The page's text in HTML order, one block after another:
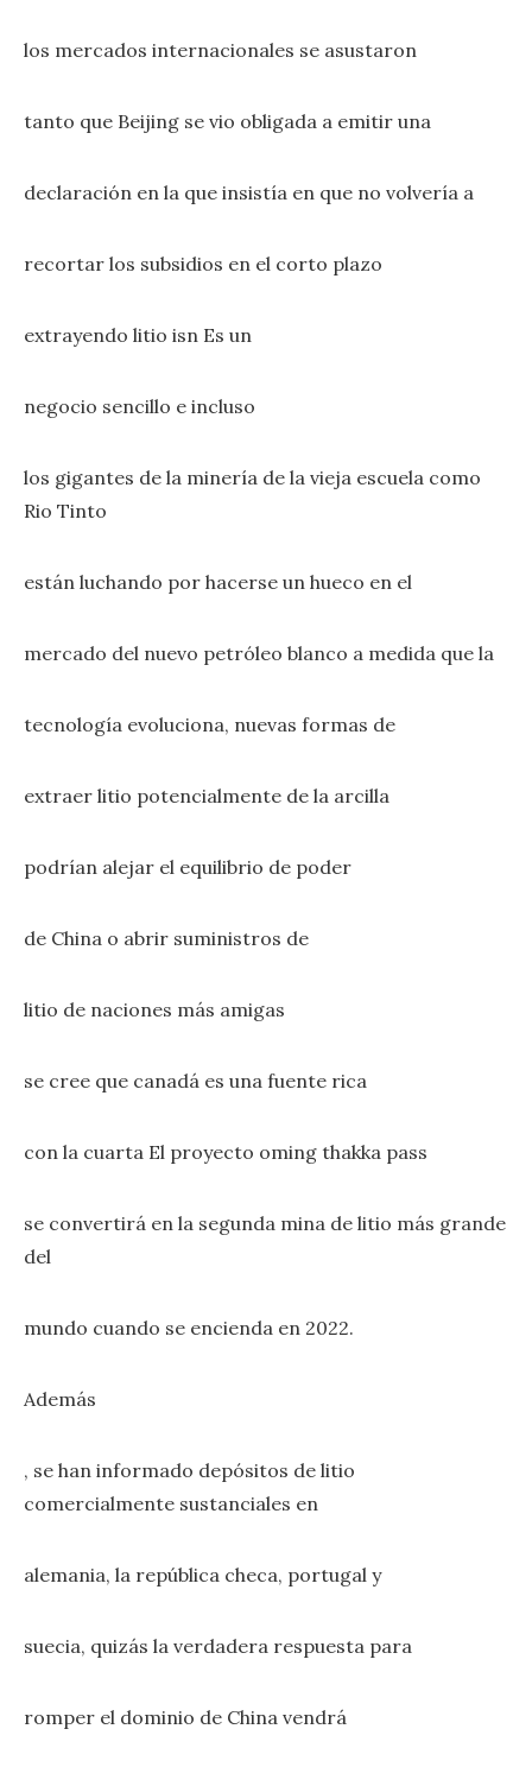
los mercados internacionales se asustaron
tanto que Beijing se vio obligada a emitir una
declaración en la que insistía en que no volvería a
recortar los subsidios en el corto plazo
extrayendo litio isn Es un
negocio sencillo e incluso
los gigantes de la minería de la vieja escuela como
Rio Tinto
están luchando por hacerse un hueco en el
mercado del nuevo petróleo blanco a medida que la
tecnología evoluciona, nuevas formas de
extraer litio potencialmente de la arcilla
podrían alejar el equilibrio de poder
de China o abrir suministros de
litio de naciones más amigas
se cree que canadá es una fuente rica
con la cuarta El proyecto oming thakka pass
se convertirá en la segunda mina de litio más grande
del
mundo cuando se encienda en 2022.
Además
, se han informado depósitos de litio
comercialmente sustanciales en
alemania, la república checa, portugal y
suecia, quizás la verdadera respuesta para
romper el dominio de China vendrá